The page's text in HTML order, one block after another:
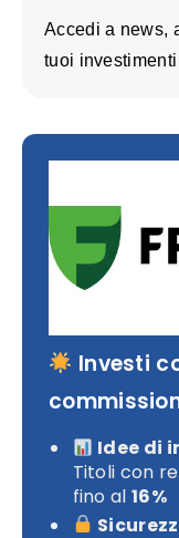
Accedi a news,
tuoi investimenti
Investi
Idee di
Titoli con
fino al 16%